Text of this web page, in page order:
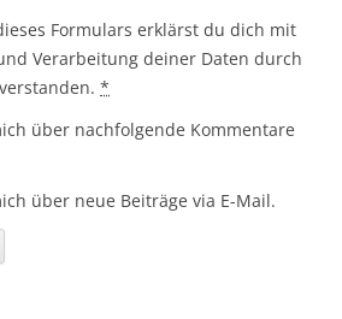
Formulars erklärst du dich mit
Verarbeitung deiner Daten durch
*
über nachfolgende Kommentare
über neue Beiträge via E-Mail.